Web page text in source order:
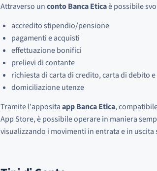
Attraverso unconto Banca Eticaè possibile
accredito stipendio/pensione
pagamenti e acquisti
effettuazione bonifici
prelievi di contante
richiesta di carta di credito, carta di debito
domiciliazione utenze
Tramite l'appositaapp Banca Etica,
App Store, è possibile operare in maniera
visualizzando i movimenti in entrata e in